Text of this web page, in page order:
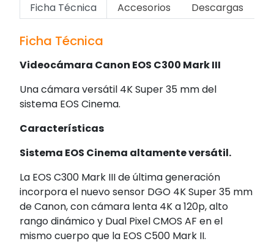
Ficha Técnica Accesorios Descargas
Ficha Técnica
Videocámara Canon EOS C300 Mark III
Una cámara versátil 4K Super 35 mm del
sistema EOS Cinema.
Características
Sistema EOS Cinema altamente versátil.
La EOS C300 Mark III de última generación
incorpora el nuevo sensor DGO 4K Super 35 mm
de Canon, con cámara lenta 4K a 120p, alto
rango dinámico y Dual Pixel CMOS AF en el
mismo cuerpo que la EOS C500 Mark II.